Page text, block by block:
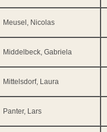
Meusel, Nicolas
Middelbeck, Gabriela
Mittelsdorf, Laura
Panter, Lars